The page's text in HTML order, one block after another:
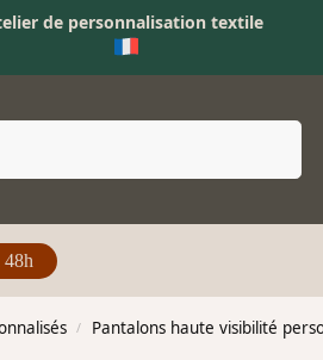
de personnalisation textile
48h
/ Pantalons haute visibilité